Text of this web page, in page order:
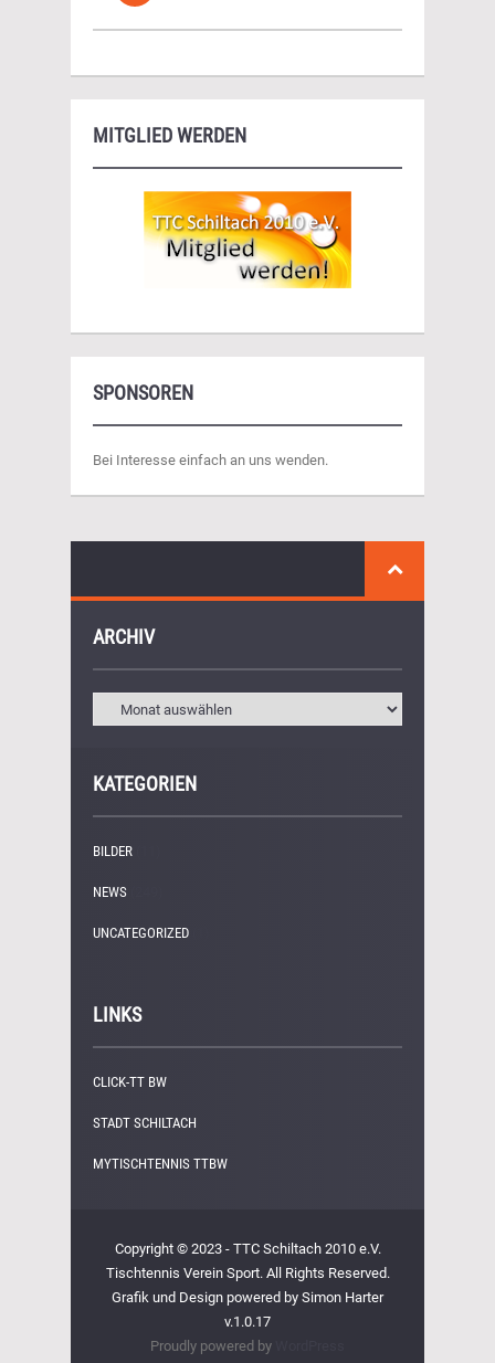
MITGLIED WERDEN
SPONSOREN
Bei Interesse einfach an uns wenden.
ARCHIV
KATEGORIEN
BILDER
NEWS
UNCATEGORIZED
LINKS
CLICK-TT BW
STADT SCHILTACH
MYTISCHTENNIS TTBW
Copyright © 2023 - TTC Schiltach 2010 e.V.
Tischtennis Verein Sport. All Rights Reserved.
Grafik und Design powered by Simon Harter
v.1.0.17
Proudly powered by